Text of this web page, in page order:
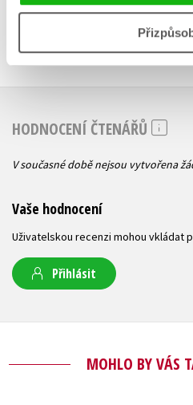
HODNOCENÍ ČTENÁŘŮ
V současné době nejsou vytvořena
Vaše hodnocení
Uživatelskou recenzi mohou vkládat
Přihlásit
MOHLO BY VÁS